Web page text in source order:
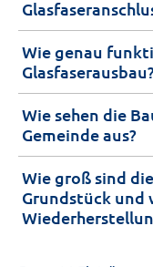
Wie genau
Wie sehen die
Gemeinde aus?
Wie groß sind
Grundstück und